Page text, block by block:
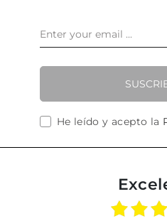
He leído y acepto la